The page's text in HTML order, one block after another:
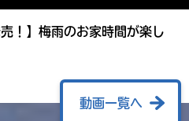
！】梅雨のお家時間が楽し
動画一覧へ